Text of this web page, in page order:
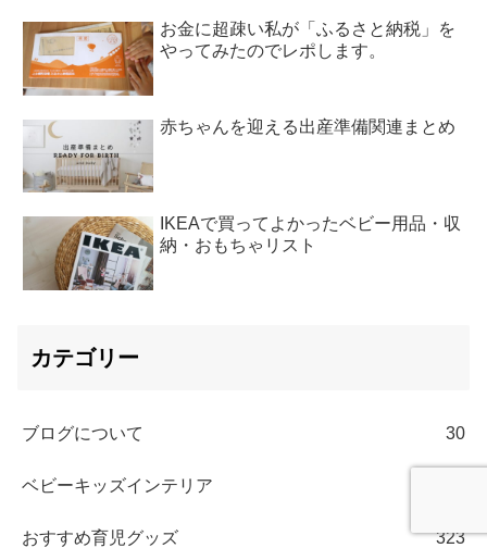
お金に超疎い私が「ふるさと納税」を
やってみたのでレポします。
赤ちゃんを迎える出産準備関連まとめ
IKEAで買ってよかったベビー用品・収
納・おもちゃリスト
カテゴリー
ブログについて 30
ベビーキッズインテリア
おすすめ育児グッズ 323